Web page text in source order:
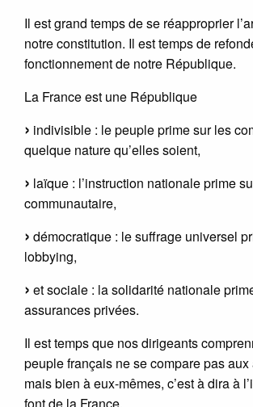
Il est grand temps de se réapproprier
notre constitution. Il est temps de
fonctionnement de notre République.
La France est une République
indivisible : le peuple prime sur les
quelque nature qu’elles soient,
laïque : l’instruction nationale prime
communautaire,
démocratique : le suffrage universel
lobbying,
et sociale : la solidarité nationale
assurances privées.
Il est temps que nos dirigeants
peuple français ne se compare pas
mais bien à eux-mêmes, c’est à dira à
font de la France.